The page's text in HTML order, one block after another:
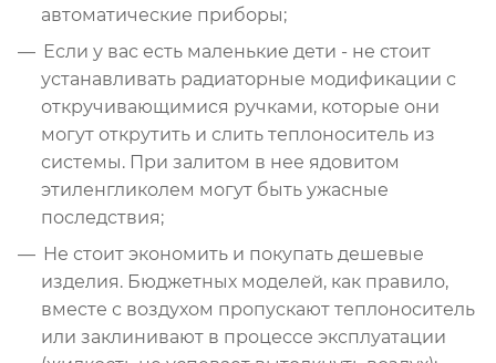
автоматические приборы;
Если у вас есть маленькие дети - не стоит
устанавливать радиаторные модификации с
откручивающимися ручками, которые они
могут открутить и слить теплоноситель из
системы. При залитом в нее ядовитом
этиленгликолем могут быть ужасные
последствия;
Не стоит экономить и покупать дешевые
изделия. Бюджетных моделей, как правило,
вместе с воздухом пропускают теплоноситель
или заклинивают в процессе эксплуатации